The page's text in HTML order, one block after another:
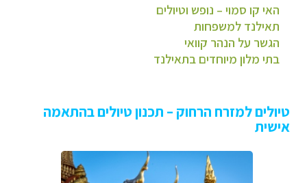
האי קו סמוי – נופש וטיולים
תאילנד למשפחות
הגשר על הנהר קוואי
בתי מלון מיוחדים בתאילנד
טיולים למזרח הרחוק – תכנון טיולים בהתאמה
אישית